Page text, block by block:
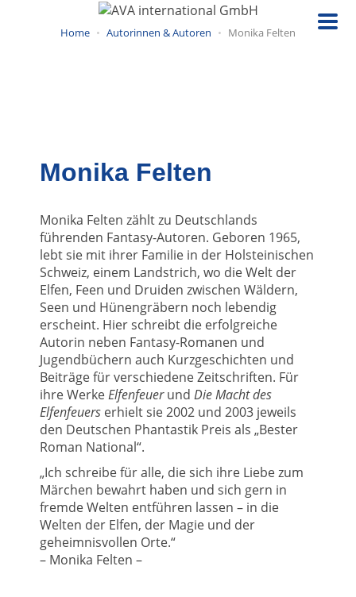
Home Autorinnen & Autoren Monika Felten
Monika Felten
Monika Felten zählt zu Deutschlands
führenden Fantasy-Autoren. Geboren 1965,
lebt sie mit ihrer Familie in der Holsteinischen
Schweiz, einem Landstrich, wo die Welt der
Elfen, Feen und Druiden zwischen Wäldern,
Seen und Hünengräbern noch lebendig
erscheint. Hier schreibt die erfolgreiche
Autorin neben Fantasy-Romanen und
Jugendbüchern auch Kurzgeschichten und
Beiträge für verschiedene Zeitschriften. Für
ihre WerkeElfenfeuerund Die Macht des
Elfenfeuers erhielt sie 2002 und 2003 jeweils
den Deutschen Phantastik Preis als „Bester
Roman National“.
„Ich schreibe für alle, die sich ihre Liebe zum
Märchen bewahrt haben und sich gern in
fremde Welten entführen lassen – in die
Welten der Elfen, der Magie und der
geheimnisvollen Orte.“
– Monika Felten –